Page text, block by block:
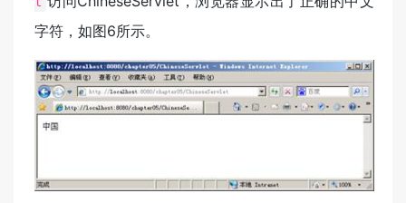
字符，如图6所示。